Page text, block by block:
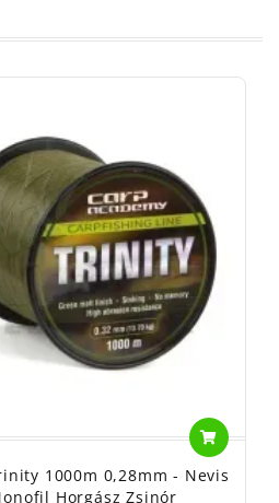
1000m 0,28mm - Nevis
Horgász Zsinór